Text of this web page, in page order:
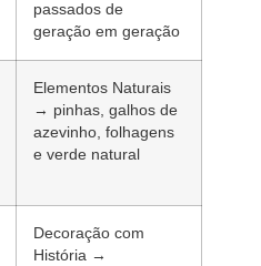
passados de
geração em geração
Elementos Naturais
→ pinhas, galhos de
azevinho, folhagens
e verde natural
Decoração com
História →